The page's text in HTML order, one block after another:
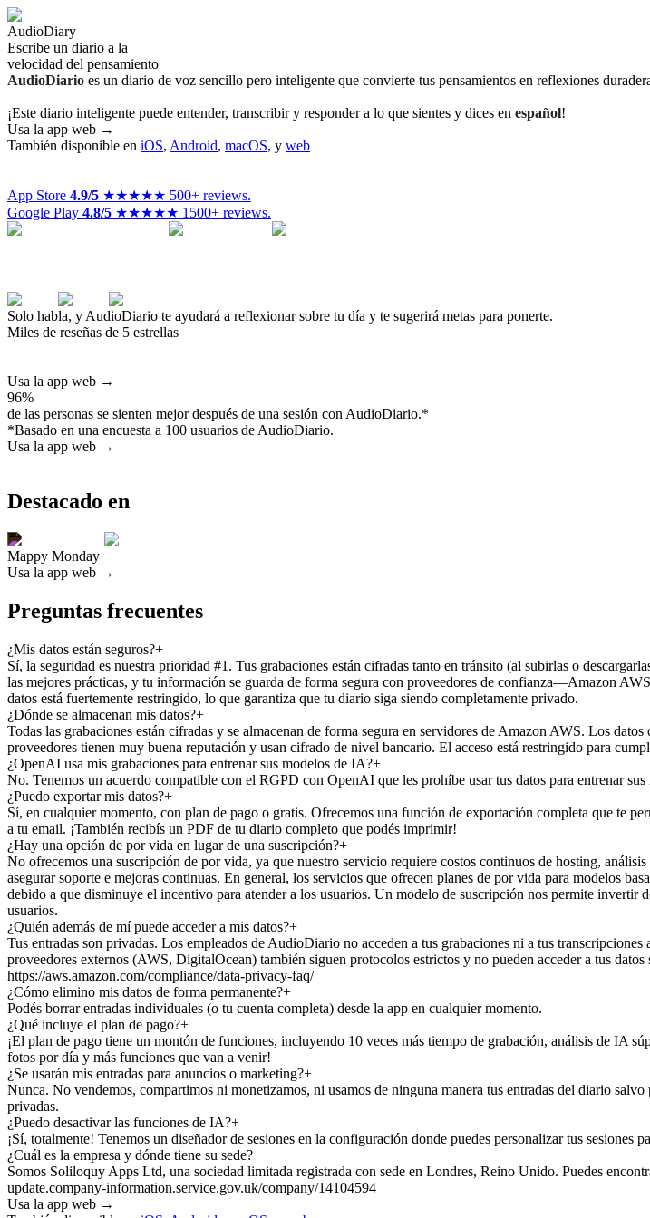
AudioDiary
Escribe un diario a la
velocidad del pensamiento
AudioDiario es un diario de voz sencillo pero inteligente que convierte tus pensamientos en reflexiones
¡Este diario inteligente puede entender, transcribir y responder a lo que sientes y dices en español!
Usa la app web →
También disponible en iOS, Android, macOS, y web
App Store 4.9/5 ★★★★★ 500+ reviews.
Google Play 4.8/5 ★★★★★ 1500+ reviews.
Solo habla, y AudioDiario te ayudará a reflexionar sobre tu día y te sugerirá metas para ponerte.
Miles de reseñas de 5 estrellas
Usa la app web →
96%
de las personas se sienten mejor después de una sesión con AudioDiario.*
*Basado en una encuesta a 100 usuarios de AudioDiario.
Usa la app web →
Destacado en
Mappy Monday
Usa la app web →
Preguntas frecuentes
¿Mis datos están seguros?+
Sí, la seguridad es nuestra prioridad #1. Tus grabaciones están cifradas tanto en tránsito (al subirlas o
las mejores prácticas, y tu información se guarda de forma segura con proveedores de confianza—Amazon
datos está fuertemente restringido, lo que garantiza que tu diario siga siendo completamente privado.
¿Dónde se almacenan mis datos?+
Todas las grabaciones están cifradas y se almacenan de forma segura en servidores de Amazon AWS. Los
proveedores tienen muy buena reputación y usan cifrado de nivel bancario. El acceso está restringido para
¿OpenAI usa mis grabaciones para entrenar sus modelos de IA?+
No. Tenemos un acuerdo compatible con el RGPD con OpenAI que les prohíbe usar tus datos para entrenar
¿Puedo exportar mis datos?+
Sí, en cualquier momento, con plan de pago o gratis. Ofrecemos una función de exportación completa que te
a tu email. ¡También recibís un PDF de tu diario completo que podés imprimir!
¿Hay una opción de por vida en lugar de una suscripción?+
No ofrecemos una suscripción de por vida, ya que nuestro servicio requiere costos continuos de hosting,
asegurar soporte e mejoras continuas. En general, los servicios que ofrecen planes de por vida para modelos
debido a que disminuye el incentivo para atender a los usuarios. Un modelo de suscripción nos permite invertir
usuarios.
¿Quién además de mí puede acceder a mis datos?+
Tus entradas son privadas. Los empleados de AudioDiario no acceden a tus grabaciones ni a tus
proveedores externos (AWS, DigitalOcean) también siguen protocolos estrictos y no pueden acceder a tus
https://aws.amazon.com/compliance/data-privacy-faq/
¿Cómo elimino mis datos de forma permanente?+
Podés borrar entradas individuales (o tu cuenta completa) desde la app en cualquier momento.
¿Qué incluye el plan de pago?+
¡El plan de pago tiene un montón de funciones, incluyendo 10 veces más tiempo de grabación, análisis de IA
fotos por día y más funciones que van a venir!
¿Se usarán mis entradas para anuncios o marketing?+
Nunca. No vendemos, compartimos ni monetizamos, ni usamos de ninguna manera tus entradas del diario
privadas.
¿Puedo desactivar las funciones de IA?+
¡Sí, totalmente! Tenemos un diseñador de sesiones en la configuración donde puedes personalizar tus sesiones
¿Cuál es la empresa y dónde tiene su sede?+
Somos Soliloquy Apps Ltd, una sociedad limitada registrada con sede en Londres, Reino Unido. Puedes
update.company-information.service.gov.uk/company/14104594
Usa la app web →